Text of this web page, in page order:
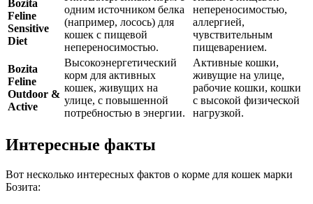
Bozita
Feline
Sensitive
Diet
одним источником белка
(например, лосось) для
кошек с пищевой
непереносимостью.
непереносимостью,
аллергией,
чувствительным
пищеварением.
Bozita
Feline
Outdoor &
Active
Высокоэнергетический
корм для активных
кошек, живущих на
улице, с повышенной
потребностью в энергии.
Активные кошки,
живущие на улице,
рабочие кошки, кошки
с высокой физической
нагрузкой.
Интересные факты
Вот несколько интересных фактов о корме для кошек марки
Бозита: